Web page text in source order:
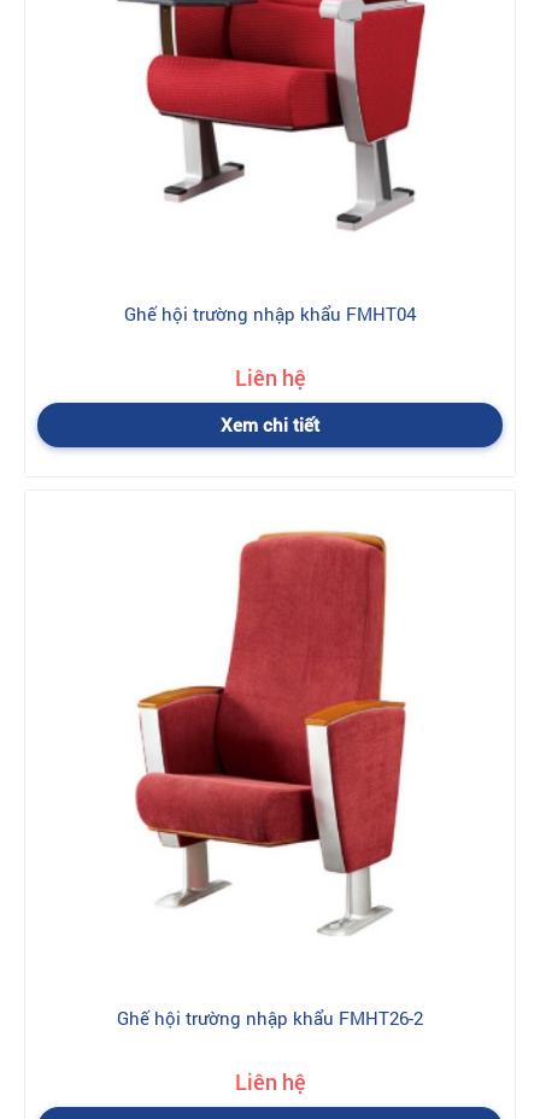
Ghế hội trường nhập khẩu FMHT04
Liên hệ
Xem chi tiết
Ghế hội trường nhập khẩu FMHT26-2
Liên hệ